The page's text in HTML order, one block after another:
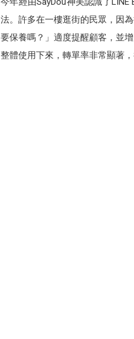
法。許多在一樓逛街的民眾，因
要保養嗎？」適度提醒顧客，並
整體使用下來，轉單率非常顯著